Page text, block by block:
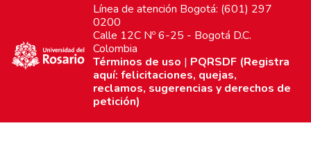
Línea de atención Bogotá: (601) 297
0200
Calle 12C Nº 6-25 - Bogotá D.C.
Colombia
Términos de uso | PQRSDF (Registra
aquí: felicitaciones, quejas,
reclamos, sugerencias y derechos de
petición)